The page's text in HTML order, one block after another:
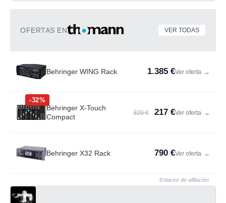
OFERTAS EN VER TODAS
Behringer WING Rack 1.385 €Ver oferta →
-32%
Behringer X-Touch
Compact
320 € 217 €Ver oferta →
Behringer X32 Rack 790 €Ver oferta →
Enlaces de afiliación